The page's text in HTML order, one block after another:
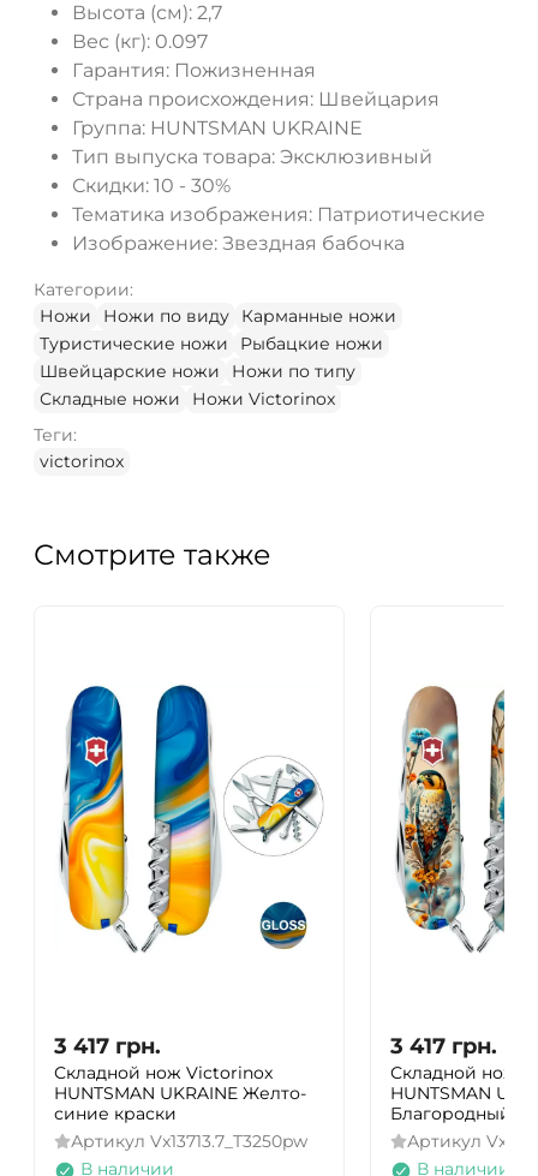
Высота (см): 2,7
Вес (кг): 0.097
Гарантия: Пожизненная
Страна происхождения: Швейцария
Группа: HUNTSMAN UKRAINE
Тип выпуска товара: Эксклюзивный
Скидки: 10 - 30%
Тематика изображения: Патриотические
Изображение: Звездная бабочка
Категории:
Ножи
Ножи по виду
Карманные ножи
Туристические ножи
Рыбацкие ножи
Швейцарские ножи
Ножи по типу
Складные ножи
Ножи Victorinox
Теги:
victorinox
Смотрите также
3 417 грн.
Складной нож Victorinox
HUNTSMAN UKRAINE Желто-
синие краски
Артикул Vx13713.7_T3250pw
В наличии
3 417 грн.
Складной нож
HUNTSMAN
Благородный
Артикул
В наличии